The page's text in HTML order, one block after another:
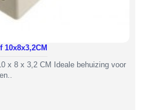
x 8 x 3,2 CM Ideale behuizing voor